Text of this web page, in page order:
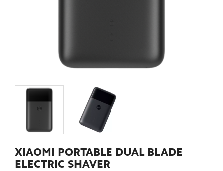
XIAOMI PORTABLE DUAL BLADE
ELECTRIC SHAVER